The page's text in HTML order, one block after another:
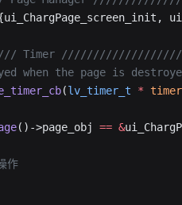
Timer
when the page is
(lv_timer_t * timer
()->page_obj == &
作